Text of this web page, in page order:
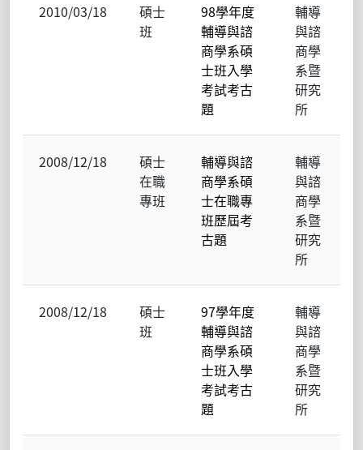
2010/03/18
碩士
班
98學年度
輔導與諮
商學系碩
士班入學
考試考古
題
輔導
與諮
商學
系暨
研究
所
2008/12/18
碩士
在職
專班
輔導與諮
商學系碩
士在職專
班歷屆考
古題
輔導
與諮
商學
系暨
研究
所
2008/12/18
碩士
班
97學年度
輔導與諮
商學系碩
士班入學
考試考古
題
輔導
與諮
商學
系暨
研究
所